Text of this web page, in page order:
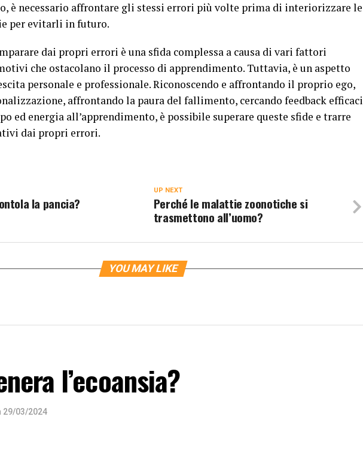
è necessario affrontare gli stessi errori più volte prima di interiorizzare le
per evitarli in futuro.
dai propri errori è una sfida complessa a causa di vari fattori
che ostacolano il processo di apprendimento. Tuttavia, è un aspetto
personale e professionale. Riconoscendo e affrontando il proprio ego,
affrontando la paura del fallimento, cercando feedback efficaci
ed energia all’apprendimento, è possibile superare queste sfide e trarre
dai propri errori.
UP NEXT
Perché le malattie zoonotiche si
trasmettono all’uomo?
la pancia?
YOU MAY LIKE
l’ecoansia?
29/03/2024